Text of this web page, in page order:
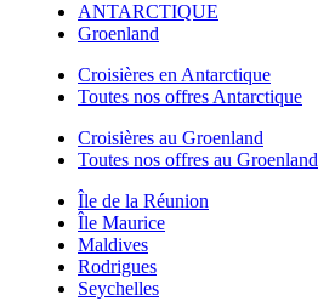
ANTARCTIQUE
Groenland
Croisières en Antarctique
Toutes nos offres Antarctique
Croisières au Groenland
Toutes nos offres au Groenland
Île de la Réunion
Île Maurice
Maldives
Rodrigues
Seychelles